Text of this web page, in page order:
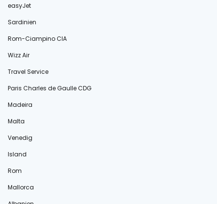
easyJet
Sardinien
Rom-Ciampino CIA
Wizz Air
Travel Service
Paris Charles de Gaulle CDG
Madeira
Malta
Venedig
Island
Rom
Mallorca